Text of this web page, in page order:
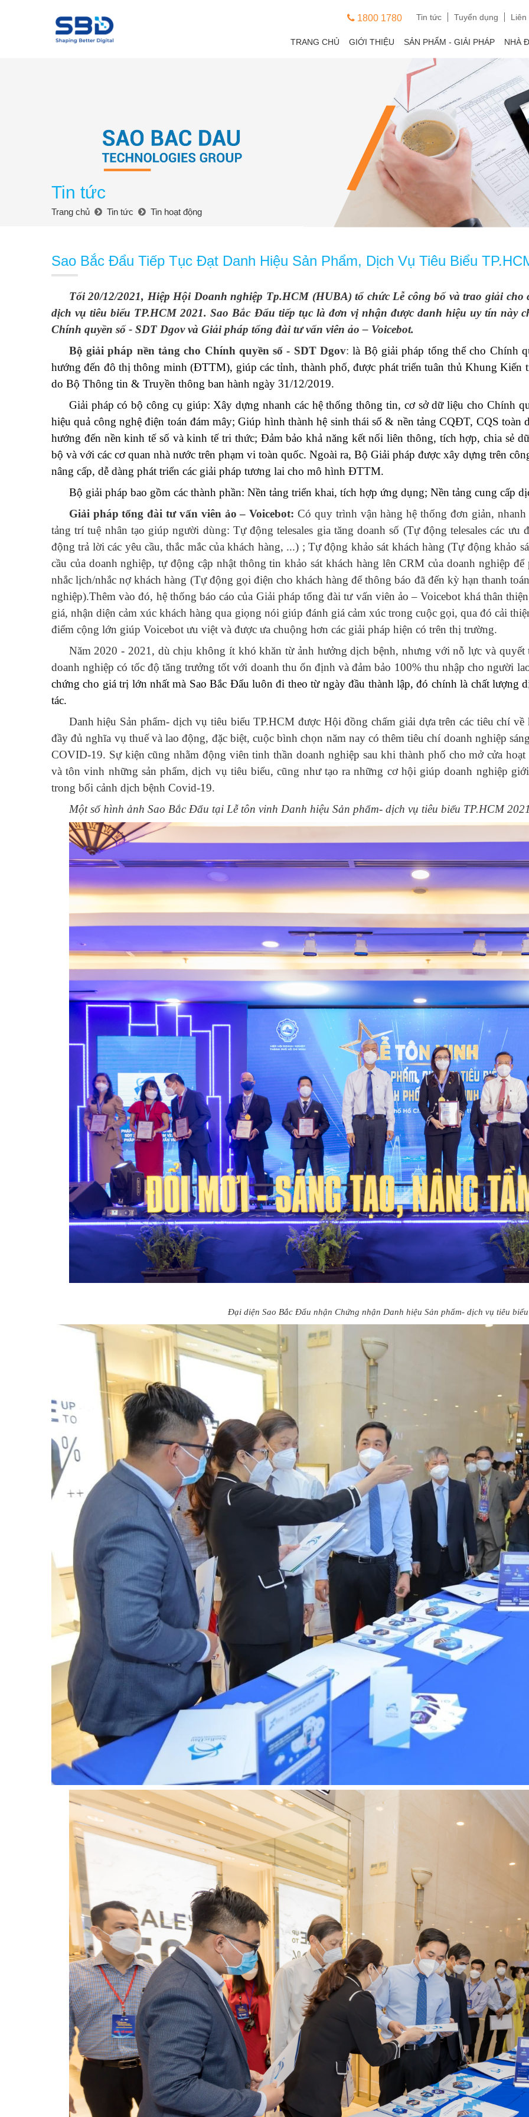
1800 1780 Tin tức Tuyển dụng Liên
TRANG CHỦ GIỚI THIỆU SẢN PHẨM - GIẢI PHÁP NHÀ
Tin tức
Trang chủ Tin tức Tin hoạt động
Sao Bắc Đẩu Tiếp Tục Đạt Danh Hiệu Sản Phẩm, Dịch Vụ Tiêu Biểu
Tối 20/12/2021, Hiệp Hội Doanh nghiệp Tp.HCM (HUBA) tổ chức Lễ công bố và trao giải
dịch vụ tiêu biểu TP.HCM 2021. Sao Bắc Đẩu tiếp tục là đơn vị nhận được danh hiệu uy tín này
Chính quyền số - SDT Dgov và Giải pháp tổng đài tư vấn viên ảo – Voicebot.
Bộ giải pháp nền tảng cho Chính quyền số - SDT Dgov:là Bộ giải pháp tổng thể cho Chính
hướng đến đô thị thông minh(ĐTTM), giúp các tỉnh, thành phố, được phát triển tuân thủ Khung
do Bộ Thông tin & Truyền thông ban hành ngày 31/12/2019.
Giải pháp có bộ công cụ giúp: Xây dựng nhanh các hệ thống thông tin, cơ sở dữ liệu cho Chính
hiệu quả công nghệ điện toán đám mây; Giúp hình thành hệ sinh thái số & nền tảng CQĐT, CQS toàn
hướng đến nền kinh tế số và kinh tế tri thức; Đảm bảo khả năng kết nối liên thông, tích hợp, chia sẻ
bộ và với các cơ quan nhà nước trên phạm vi toàn quốc. Ngoài ra, Bộ Giải pháp được xây dựng trên
nâng cấp, dễ dàng phát triển các giải pháp tương lai cho mô hình ĐTTM.
Bộ giải pháp bao gồm các thành phần: Nền tảng triển khai, tích hợp ứng dụng; Nền tảng cung cấp
Giải pháp tổng đài tư vấn viên ảo – Voicebot: Có quy trình vận hàng hệ thống đơn giản,
tảng trí tuệ nhân tạo giúp người dùng: Tự động telesales gia tăng doanh số (Tự động telesales các
động trả lời các yêu cầu, thắc mắc của khách hàng, ...) ; Tự động khảo sát khách hàng (Tự động khảo
cầu của doanh nghiệp, tự động cập nhật thông tin khảo sát khách hàng lên CRM của doanh nghiệp
nhắc lịch/nhắc nợ khách hàng (Tự động gọi điện cho khách hàng để thông báo đã đến kỳ hạn thanh
nghiệp).Thêm vào đó, hệ thống báo cáo của Giải pháp tổng đài tư vấn viên ảo – Voicebot khá thân
giá, nhận diện cảm xúc khách hàng qua giọng nói giúp đánh giá cảm xúc trong cuộc gọi, qua đó cải
điểm cộng lớn giúp Voicebot ưu việt và được ưa chuộng hơn các giải pháp hiện có trên thị trường.
Năm 2020 - 2021, dù chịu không ít khó khăn từ ảnh hưởng dịch bệnh, nhưng với nỗ lực và quyết
doanh nghiệp có tốc độ tăng trưởng tốt với doanh thu ổn định và đảm bảo 100% thu nhập cho người
chứng cho giá trị lớn nhất mà Sao Bắc Đẩu luôn đi theo từ ngày đầu thành lập, đó chính là chất lượng
tác.
Danh hiệu Sản phẩm- dịch vụ tiêu biểu TP.HCM được Hội đồng chấm giải dựa trên các tiêu chí
đầy đủ nghĩa vụ thuế và lao động, đặc biệt, cuộc bình chọn năm nay có thêm tiêu chí doanh nghiệp
COVID-19. Sự kiện cũng nhằm động viên tinh thần doanh nghiệp sau khi thành phố cho mở cửa
và tôn vinh những sản phẩm, dịch vụ tiêu biểu, cũng như tạo ra những cơ hội giúp doanh nghiệp
trong bối cảnh dịch bệnh Covid-19.
Một số hình ảnh Sao Bắc Đẩu tại Lễ tôn vinh Danh hiệu Sản phẩm- dịch vụ tiêu biểu TP.HCM
Đại diện Sao Bắc Đẩu nhận Chứng nhận Danh hiệu Sản phẩm- dịch vụ tiêu